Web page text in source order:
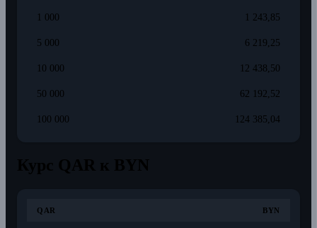
1 000 1 243,85
5 000 6 219,25
10 000 12 438,50
50 000 62 192,52
100 000 124 385,04
QAR BYN